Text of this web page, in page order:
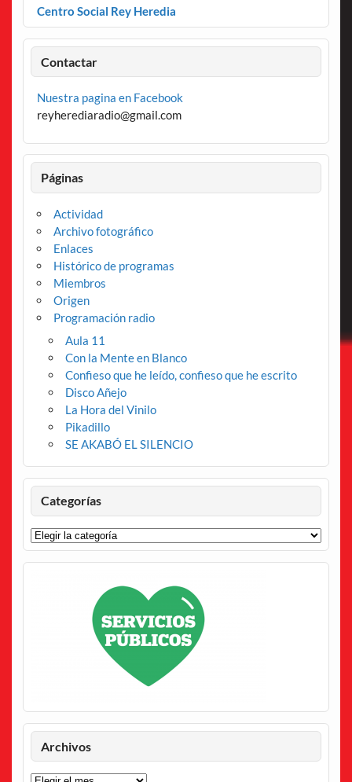
Centro Social Rey Heredia
Contactar
Nuestra pagina en Facebook
reyherediaradio@gmail.com
Páginas
Actividad
Archivo fotográfico
Enlaces
Histórico de programas
Miembros
Origen
Programación radio
Aula 11
Con la Mente en Blanco
Confieso que he leído, confieso que he escrito
Disco Añejo
La Hora del Vinilo
Pikadillo
SE AKABÓ EL SILENCIO
Categorías
Categorías
Archivos
Archivos